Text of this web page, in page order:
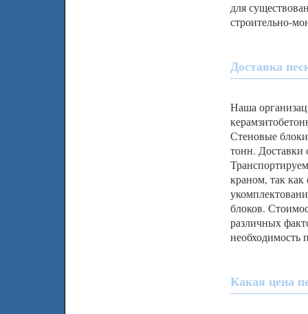
для
строительно-
Доставка
Наша
Стеновые
тонн. Доставки
краном, так
блоков.
различных
необходимость
Какая цена